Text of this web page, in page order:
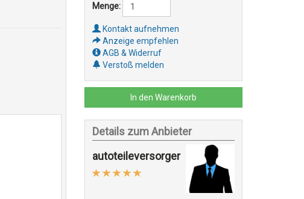
Menge:
Kontakt aufnehmen
Anzeige empfehlen
AGB & Widerruf
Verstoß melden
In den Warenkorb
Details zum Anbieter
autoteileversorger